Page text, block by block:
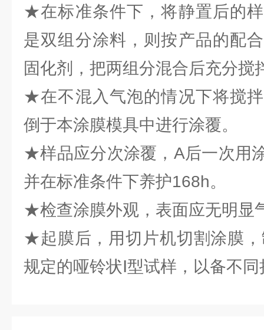
★在标准条件下，将静置后的
是双组分涂料，则按产品的配
固化剂，把两组分混合后充分搅
★在不混入气泡的情况下将搅
倒于本涂膜模具中进行涂覆。
★样品应分次涂覆，A后一次用
并在标准条件下养护168h。
★检查涂膜外观，表面应无明显
★起膜后，用切片机切割涂膜
规定的哑铃状Ⅰ型试样，以备不